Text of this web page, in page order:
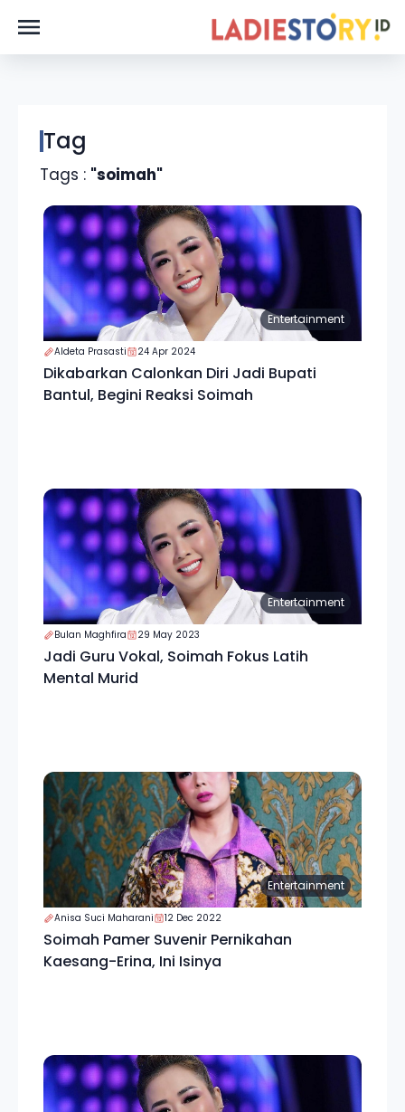
Tag
Tags : "soimah"
Entertainment
Aldeta Prasasti 24 Apr 2024
Dikabarkan Calonkan Diri Jadi Bupati
Bantul, Begini Reaksi Soimah
Entertainment
Bulan Maghfira 29 May 2023
Jadi Guru Vokal, Soimah Fokus Latih
Mental Murid
Entertainment
Anisa Suci Maharani 12 Dec 2022
Soimah Pamer Suvenir Pernikahan
Kaesang-Erina, Ini Isinya